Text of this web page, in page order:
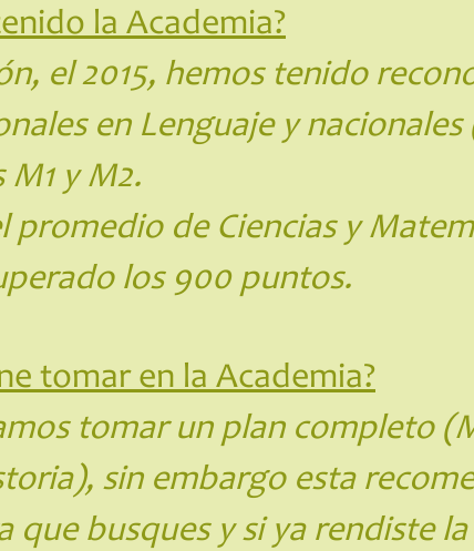
la Academia?
el 2015, hemos tenido
en Lenguaje y
M1 y M2.
promedio de Ciencias y
los 900 puntos.
tomar en la Academia?
tomar un plan completo
sin embargo esta
que busques y si ya rendiste la